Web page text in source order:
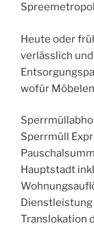
Heute oder
verlässlich
wofür
Sperrmüll
Hauptstadt
Translokation